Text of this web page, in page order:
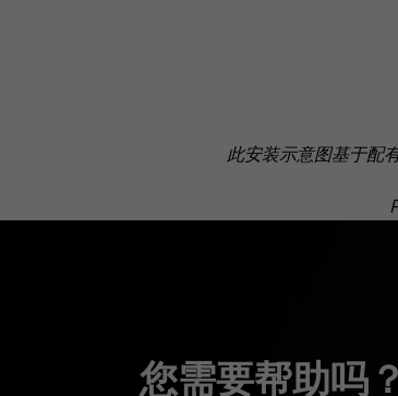
此安装示意图基于配
您需要帮助吗？